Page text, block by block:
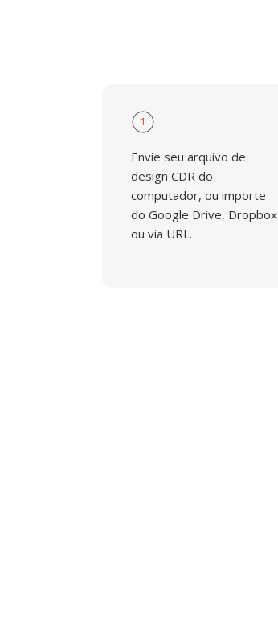
1
Envie seu arquivo de
design CDR do
computador, ou importe
do Google Drive, Dropbox
ou via URL.